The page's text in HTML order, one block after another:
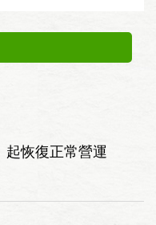
起恢復正常營運